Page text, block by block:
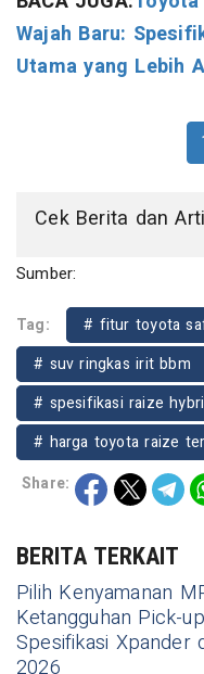
Wajah Baru:
Utama yang Lebih
Cek Berita dan
Sumber:
Tag:
# fitur toyota
# suv ringkas irit bbm
# spesifikasi raize
# harga toyota raize
Share:
BERITA TERKAIT
Pilih Kenyamanan
Ketangguhan Pick-
Spesifikasi Xpander